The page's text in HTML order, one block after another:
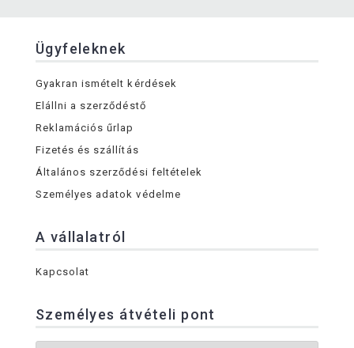
Ügyfeleknek
Gyakran ismételt kérdések
Elállni a szerződéstő
Reklamációs űrlap
Fizetés és szállítás
Általános szerződési feltételek
Személyes adatok védelme
A vállalatról
Kapcsolat
Személyes átvételi pont